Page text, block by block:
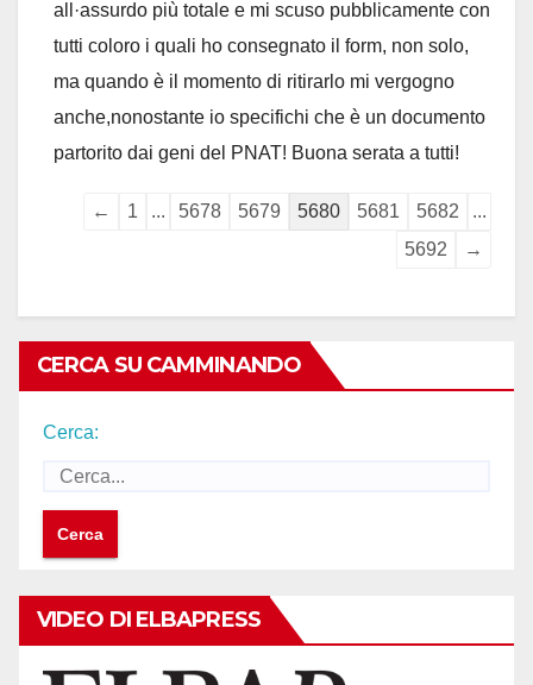
all·assurdo più totale e mi scuso pubblicamente con
tutti coloro i quali ho consegnato il form, non solo,
ma quando è il momento di ritirarlo mi vergogno
anche,nonostante io specifichi che è un documento
partorito dai geni del PNAT! Buona serata a tutti!
Guestbook
← 1 ... 5678 5679 5680 5681 5682
...
5692
→
CERCA SU CAMMINANDO
Cerca:
VIDEO DI ELBAPRESS